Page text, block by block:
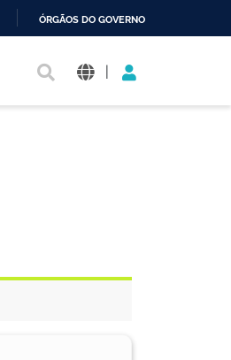
ÓRGÃOS DO GOVERNO
|